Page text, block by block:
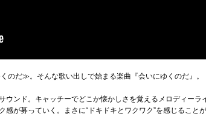
だ≫。そんな歌い出しで始まる楽曲『会いにゆくのだ』。
ウンド。キャッチーでどこか懐かしさを覚えるメロディーラ
が募っていく。まさに“ドキドキとワクワク”を感じること